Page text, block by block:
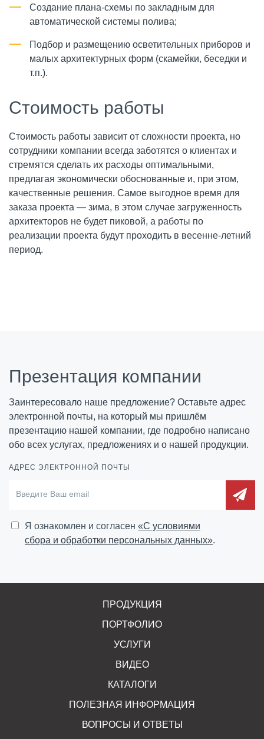
Создание плана-схемы по закладным для
автоматической системы полива;
Подбор и размещению осветительных приборов и
малых архитектурных форм (скамейки, беседки и
т.п.).
Стоимость работы
Стоимость работы зависит от сложности проекта, но
сотрудники компании всегда заботятся о клиентах и
стремятся сделать их расходы оптимальными,
предлагая экономически обоснованные и, при этом,
качественные решения. Самое выгодное время для
заказа проекта — зима, в этом случае загруженность
архитекторов не будет пиковой, а работы по
реализации проекта будут проходить в весенне-летний
период.
Презентация компании
Заинтересовало наше предложение? Оставьте адрес
электронной почты, на который мы пришлём
презентацию нашей компании, где подробно написано
обо всех услугах, предложениях и о нашей продукции.
АДРЕС ЭЛЕКТРОННОЙ ПОЧТЫ
Я ознакомлен и согласен «C условиями
сбора и обработки персональных данных».
ПРОДУКЦИЯ
ПОРТФОЛИО
УСЛУГИ
ВИДЕО
КАТАЛОГИ
ПОЛЕЗНАЯ ИНФОРМАЦИЯ
ВОПРОСЫ И ОТВЕТЫ